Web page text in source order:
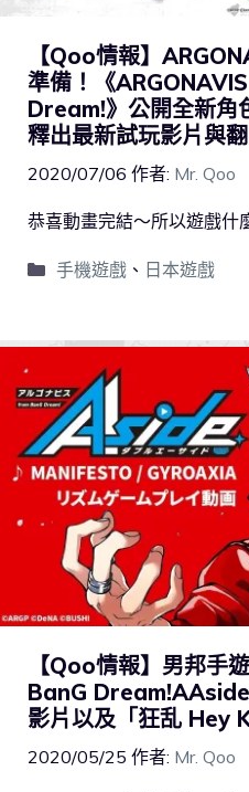
【Qoo情報】
準備！《
Dream!》公開全新角
釋出最新試玩影片與
2020/07/06 作者: Mr. Qoo
恭喜動畫完結～所以遊戲什
手機遊戲、 日本遊戲
【Qoo情報】男邦手
BanG
影片以及「狂乱 Hey
2020/05/25 作者: Mr. Qoo